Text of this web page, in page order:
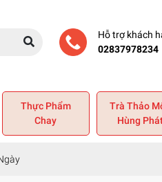
Hỗ trợ khách
02837978234
Thực Phẩm
Chay
Trà Thảo
Hùng